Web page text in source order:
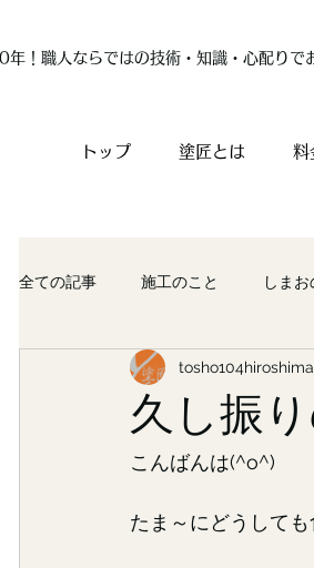
トップ 塗匠とは 料
全ての記事 施工のこと しま
久し振
tosho104hiroshima
こんばんは(^o^)
たま～にどうして
年！職人ならではの技術・知識・心配りで